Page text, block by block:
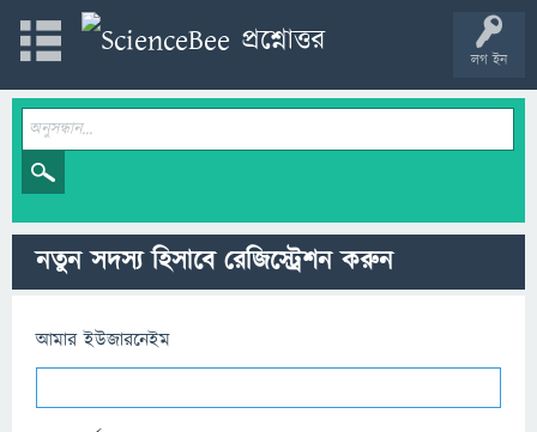
লগ ইন
নতুন সদস্য হিসাবে রেজিস্ট্রেশন করুন
আমার ইউজারনেইম